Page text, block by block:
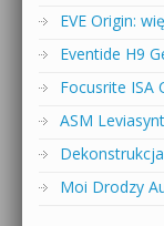
EVE Origin:
Eventide H9
Focusrite ISA
ASM
Moi Drodzy